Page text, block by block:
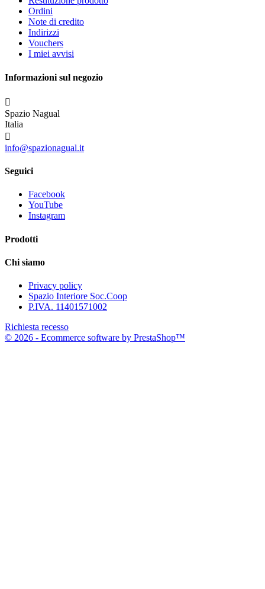
Ordini
Note di credito
Indirizzi
Vouchers
I miei avvisi
Informazioni sul negozio

Spazio Nagual
Italia

info@spazionagual.it
Seguici
Facebook
YouTube
Instagram
Prodotti
Chi siamo
Privacy policy
Spazio Interiore Soc.Coop
P.IVA. 11401571002
Richiesta recesso
© 2026 - Ecommerce software by PrestaShop™